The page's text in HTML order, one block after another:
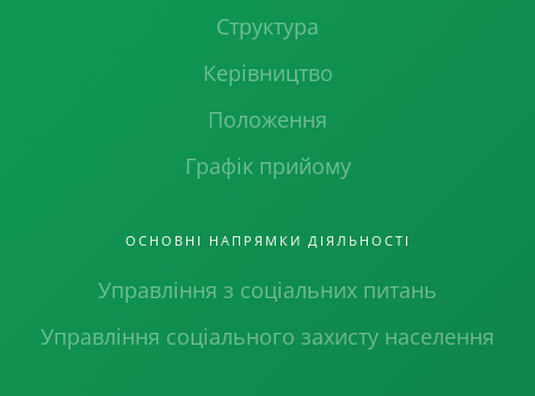
Структура
Керівництво
Положення
Графік прийому
ОСНОВНІ НАПРЯМКИ ДІЯЛЬНОСТІ
Управління з соціальних питань
Управління соціального захисту населення